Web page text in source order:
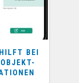
BEI